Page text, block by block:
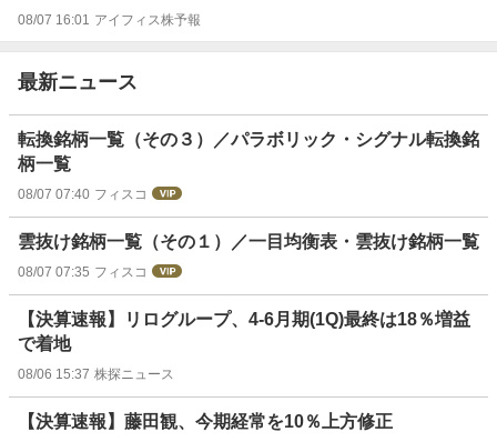
08/07 16:01 アイフィス株予報
最新ニュース
転換銘柄一覧（その３）／パラボリック・シグナル転換銘
柄一覧
08/07 07:40 フィスコ
雲抜け銘柄一覧（その１）／一目均衡表・雲抜け銘柄一覧
08/07 07:35 フィスコ
【決算速報】リログループ、4-6月期(1Q)最終は18％増益
で着地
08/06 15:37 株探ニュース
【決算速報】藤田観、今期経常を10％上方修正